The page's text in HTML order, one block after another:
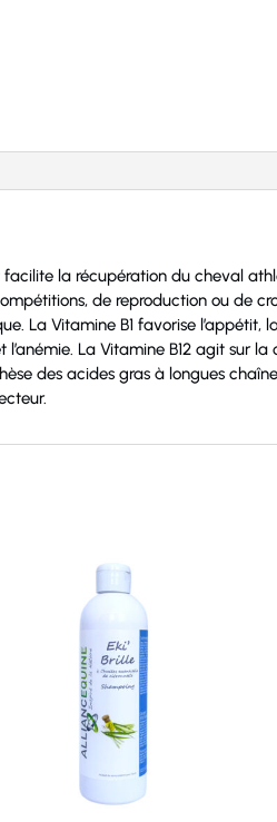
facilite la récupération du cheval
de reproduction ou de
La Vitamine B1 favorise l’appétit,
La Vitamine B12 agit sur
des acides gras à longues